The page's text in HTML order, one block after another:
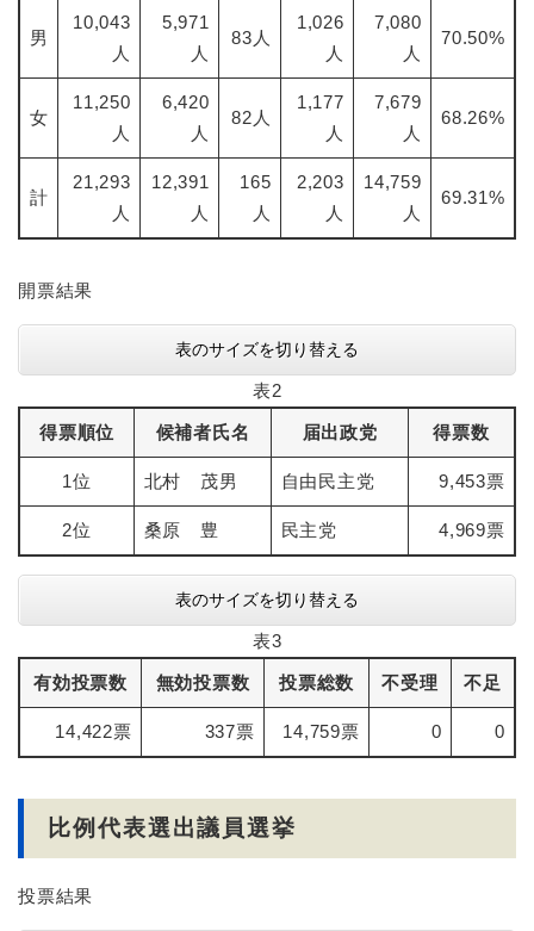
男
10,043
人
5,971
人
83人
1,026
人
7,080
人
70.50%
女
11,250
人
6,420
人
82人
1,177
人
7,679
人
68.26%
計
21,293
人
12,391
人
165
人
2,203
人
14,759
人
69.31%
開票結果
表のサイズを切り替える
表2
得票順位 候補者氏名 届出政党 得票数
1位 北村 茂男 自由民主党 9,453票
2位 桑原 豊 民主党 4,969票
表のサイズを切り替える
表3
有効投票数 無効投票数 投票総数 不受理 不足
14,422票 337票 14,759票 0 0
比例代表選出議員選挙
投票結果